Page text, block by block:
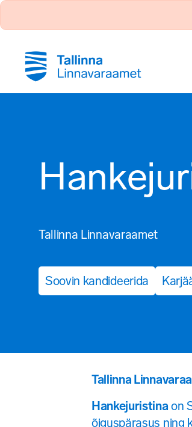
Tallinna Linnavaraamet
Soovin kandideerida
Tallinna
Hankejuristina on
õiguspärasus ning